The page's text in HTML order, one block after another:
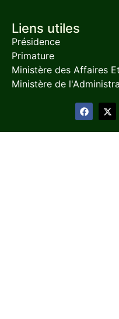
Liens utiles
Présidence
Primature
Ministère des Affaires
Ministère de